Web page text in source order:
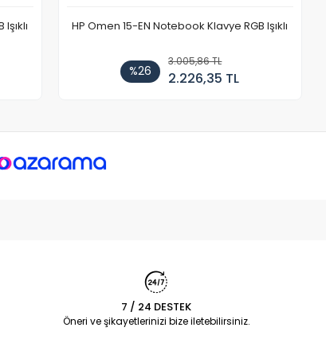
HP Omen 15-EN Notebook Klavye RGB Işıklı
%26
3.005,86 TL
2.226,35 TL
7 / 24 DESTEK
Öneri ve şikayetlerinizi bize iletebilirsiniz.